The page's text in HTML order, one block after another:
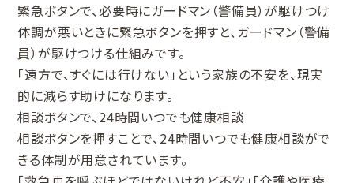
緊急ボタンで、必要時にガードマン（警備員）が駆けつけ
体調が悪いときに緊急ボタンを押すと、ガードマン（警備
員）が駆けつける仕組みです。
「遠方で、すぐには行けない」という家族の不安を、現実
的に減らす助けになります。
相談ボタンで、24時間いつでも健康相談
相談ボタンを押すことで、24時間いつでも健康相談がで
きる体制が用意されています。